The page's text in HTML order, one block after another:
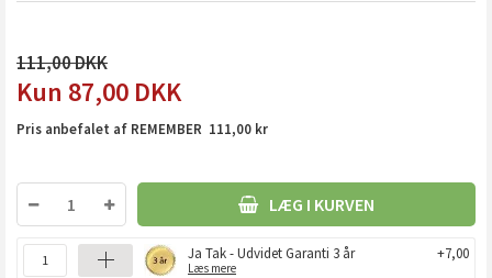
111,00
87,00 DKK
Pris anbefalet af REMEMBER 111,00 kr
LÆG I KURVEN
Ja Tak - Udvidet Garanti 3 år
Læs mere
+7,00